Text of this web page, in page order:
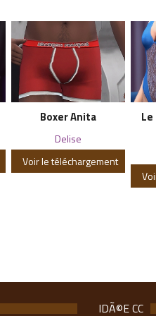
Boxer Anita
Delise
Voir le téléchargement
IDÃ©E CC